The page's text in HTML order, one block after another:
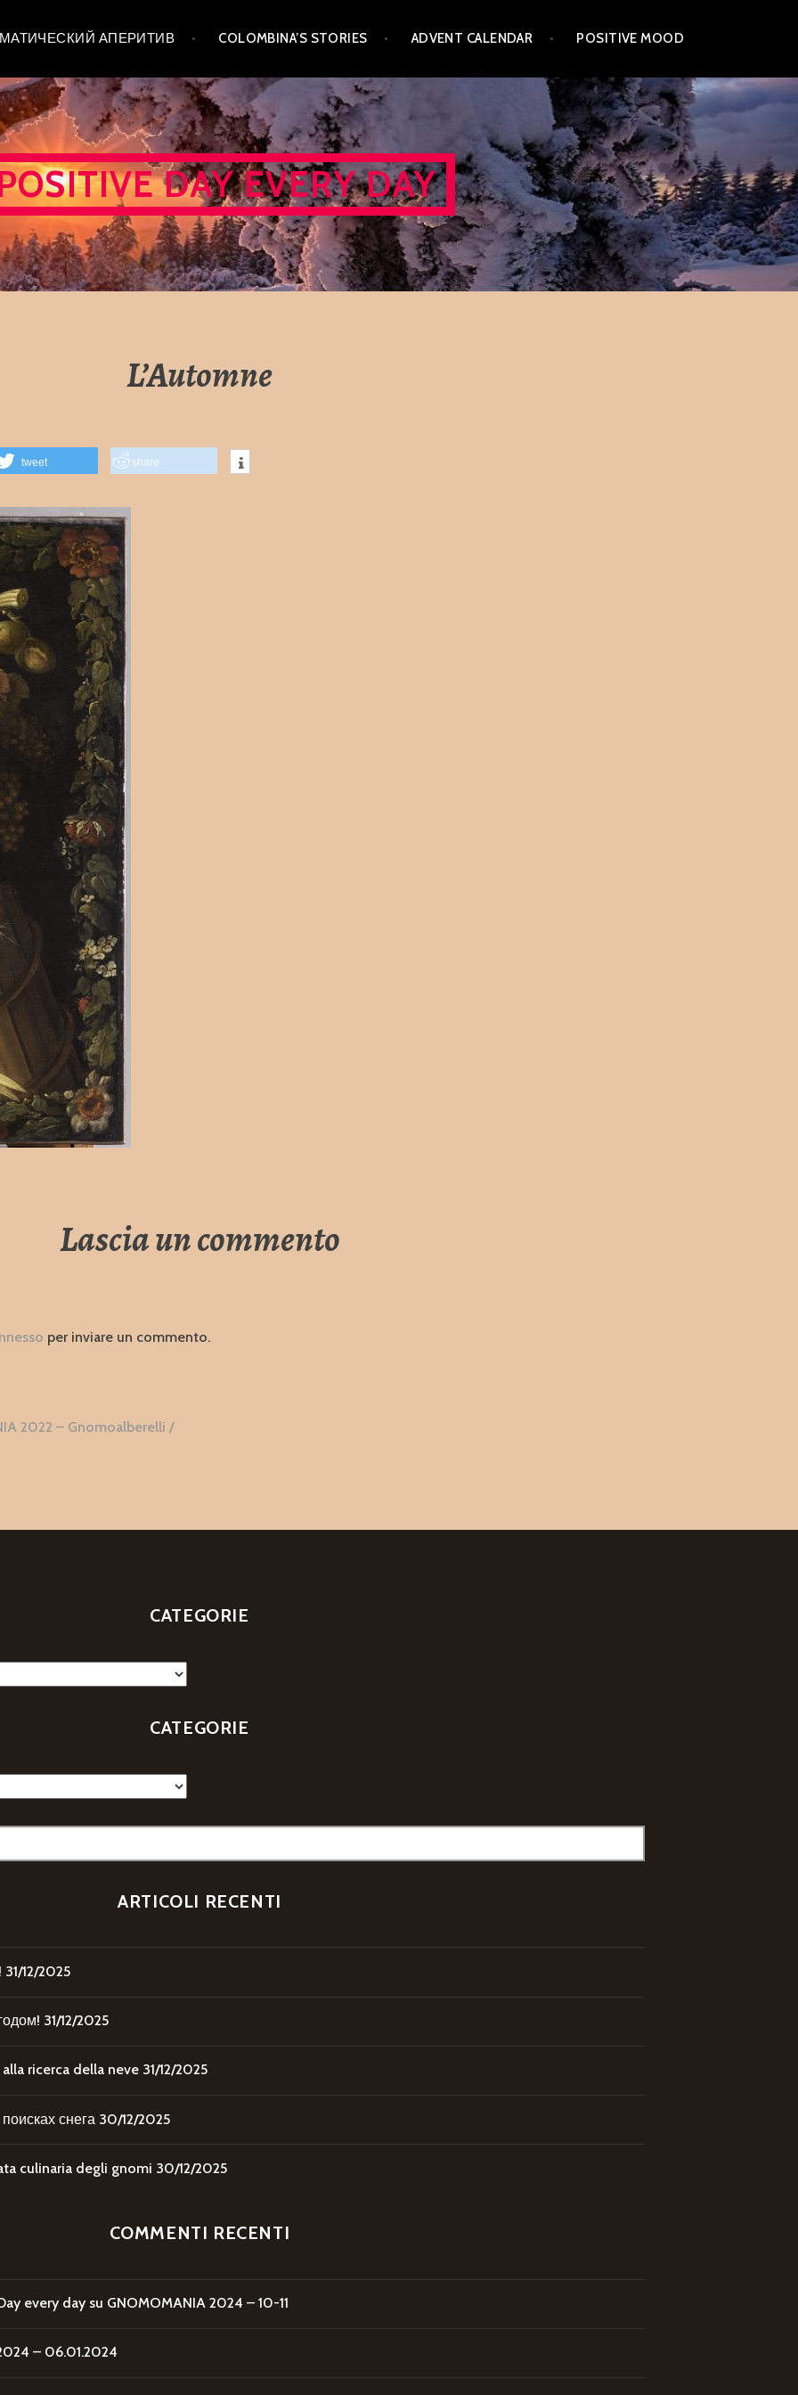
АПЕРИТИВ COLOMBINA’S STORIES ADVENT CALENDAR POSITIVE MOOD
DAY EVERY DAY
L’Automne
tweet share
Lascia un commento
per inviare un commento.
2022 – Gnomoalberelli /
CATEGORIE
CATEGORIE
ARTICOLI RECENTI
31/12/2025
31/12/2025
ricerca della neve 31/12/2025
снега 30/12/2025
culinaria degli gnomi 30/12/2025
COMMENTI RECENTI
every day su GNOMOMANIA 2024 – 10-11
– 06.01.2024